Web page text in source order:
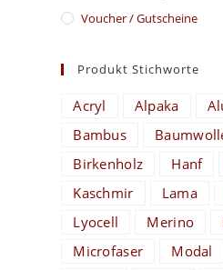
Voucher / Gutscheine
Produkt Stichworte
Acryl Alpaka
Bambus
Birkenholz
Hanf
Kaschmir
Lama
Lyocell
Merino
Microfaser
Modal